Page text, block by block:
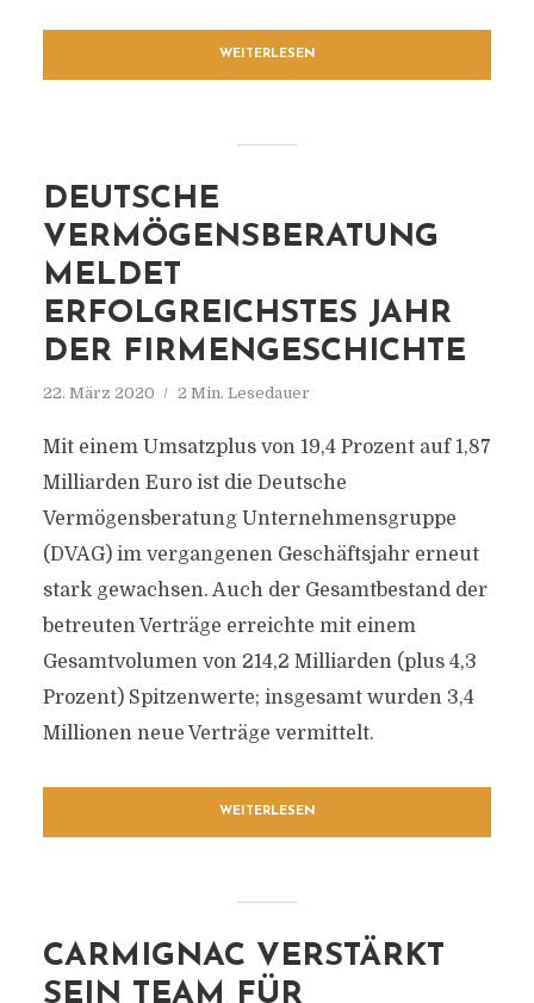
WEITERLESEN
DEUTSCHE
VERMÖGENSBERATUNG
MELDET
ERFOLGREICHSTES JAHR
DER FIRMENGESCHICHTE
22. März 2020 2 Min. Lesedauer
Mit einem Umsatzplus von 19,4 Prozent auf 1,87
Milliarden Euro ist die Deutsche
Vermögensberatung Unternehmensgruppe
(DVAG) im vergangenen Geschäftsjahr erneut
stark gewachsen. Auch der Gesamtbestand der
betreuten Verträge erreichte mit einem
Gesamtvolumen von 214,2 Milliarden (plus 4,3
Prozent) Spitzenwerte; insgesamt wurden 3,4
Millionen neue Verträge vermittelt.
WEITERLESEN
CARMIGNAC VERSTÄRKT
SEIN TEAM FÜR